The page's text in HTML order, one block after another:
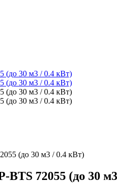
(до 30 м3 / 0.4 кВт)
BTS 72055 (до 30